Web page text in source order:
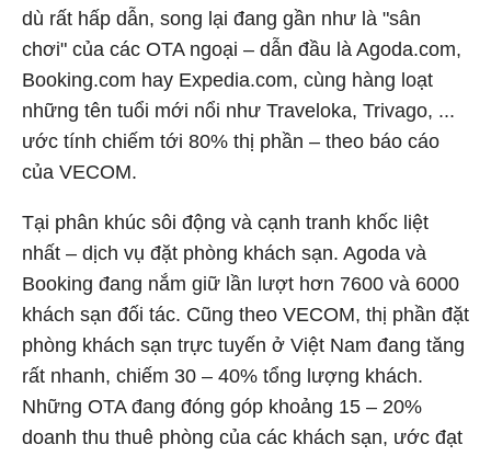
dù rất hấp dẫn, song lại đang gần như là "sân
chơi" của các OTA ngoại – dẫn đầu là Agoda.com,
Booking.com hay Expedia.com, cùng hàng loạt
những tên tuổi mới nổi như Traveloka, Trivago, ...
ước tính chiếm tới 80% thị phần – theo báo cáo
của VECOM.
Tại phân khúc sôi động và cạnh tranh khốc liệt
nhất – dịch vụ đặt phòng khách sạn. Agoda và
Booking đang nắm giữ lần lượt hơn 7600 và 6000
khách sạn đối tác. Cũng theo VECOM, thị phần đặt
phòng khách sạn trực tuyến ở Việt Nam đang tăng
rất nhanh, chiếm 30 – 40% tổng lượng khách.
Những OTA đang đóng góp khoảng 15 – 20%
doanh thu thuê phòng của các khách sạn, ước đạt